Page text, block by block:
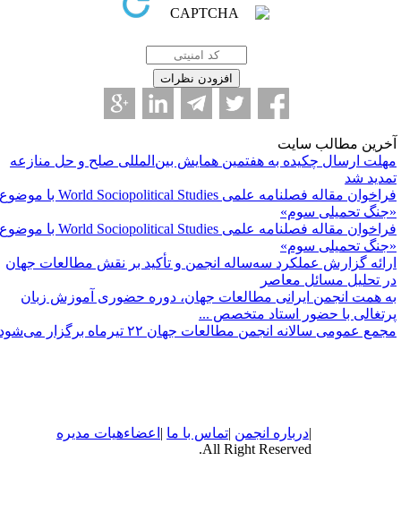
مطالب سایت
ارسال چکیده به هفتمین همایش بین‌المللی صلح و حل منازعه
شد
فراخوان مقاله فصلنامه علمی World Sociopolitical Studies با موضوع
تحمیلی سوم»
فراخوان مقاله فصلنامه علمی World Sociopolitical Studies با موضوع
تحمیلی سوم»
گزارش عملکرد سه‌ساله انجمن و تأکید بر نقش مطالعات جهان
تحلیل مسائل معاصر
همت انجمن ایرانی مطالعات جهان، دوره حضوری آموزش زبان
با حضور استاد متخصص ...
عمومی سالانه انجمن مطالعات جهان ۲۲ تیرماه برگزار می‌شود
دربارهانجمن|تماس با ما|اعضاءهیات مدیره
All Right Reserved.